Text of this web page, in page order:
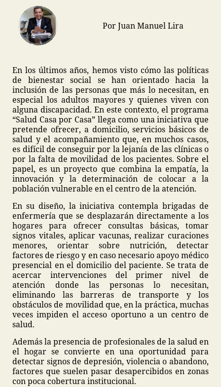
Por Juan Manuel Lira
En los últimos años, hemos visto cómo las políticas
de bienestar social se han orientado hacia la
inclusión de las personas que más lo necesitan, en
especial los adultos mayores y quienes viven con
alguna discapacidad. En este contexto, el programa
“Salud Casa por Casa” llega como una iniciativa que
pretende ofrecer, a domicilio, servicios básicos de
salud y el acompañamiento que, en muchos casos,
es difícil de conseguir por la lejanía de las clínicas o
por la falta de movilidad de los pacientes. Sobre el
papel, es un proyecto que combina la empatía, la
innovación y la determinación de colocar a la
población vulnerable en el centro de la atención.
En su diseño, la iniciativa contempla brigadas de
enfermería que se desplazarán directamente a los
hogares para ofrecer consultas básicas, tomar
signos vitales, aplicar vacunas, realizar curaciones
menores, orientar sobre nutrición, detectar
factores de riesgo y en caso necesario apoyo médico
presencial en el domicilio del paciente. Se trata de
acercar intervenciones del primer nivel de
atención donde las personas lo necesitan,
eliminando las barreras de transporte y los
obstáculos de movilidad que, en la práctica, muchas
veces impiden el acceso oportuno a un centro de
salud.
Además la presencia de profesionales de la salud en
el hogar se convierte en una oportunidad para
detectar signos de depresión, violencia o abandono,
factores que suelen pasar desapercibidos en zonas
con poca cobertura institucional.